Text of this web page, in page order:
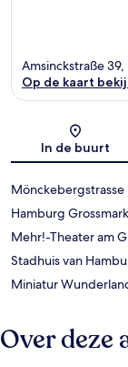
Amsinckstraße
Op de kaart
In de buurt
Mönckebergstrasse
Hamburg
Mehr!-Theater am
Stadhuis van
Miniatur
Over deze